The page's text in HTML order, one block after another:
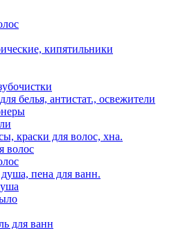
кипятильники
белья, антистат., освежители
краски для волос, хна.
волос
пена для ванн.
для ванн